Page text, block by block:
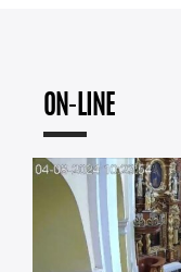
ON-LINE